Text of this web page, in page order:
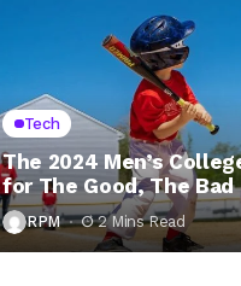
Tech
The 2024 Men’s
for The Good, The Bad
RPM 2 Mins Read